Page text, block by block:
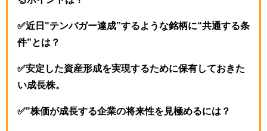
✅近日"テンバガー達成”するような銘柄に“共通する条
件”とは？
✅安定した資産形成を実現するために保有しておきた
い成長株。
✅"株価が成長する企業の将来性を見極めるには？